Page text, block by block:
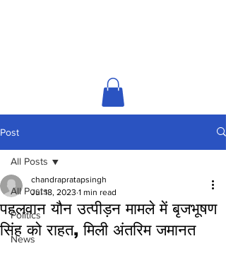
Post
All Posts
Politics
News
All Posts
पहलवान यौन उत्पीड़न मामले में बृजभूषण
सिंह को राहत, मिली अंतरिम जमानत
chandrapratapsingh
Jul 18, 2023 1 min read